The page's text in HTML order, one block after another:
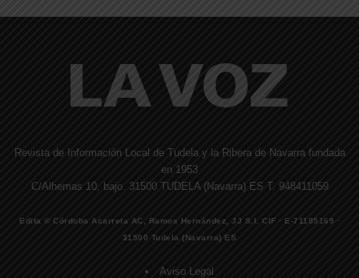
Revista de Información Local de Tudela y la Ribera de Navarra fundada
en 1953
C/Alhemas 10, bajo. 31500 TUDELA (Navarra) ES T. 948411059
Edita © Córdoba Acarreta AC, Ramos Hernández, JJ S.I. CIF · E-71185169 ·
31500 Tudela (Navarra) ES
Aviso Legal